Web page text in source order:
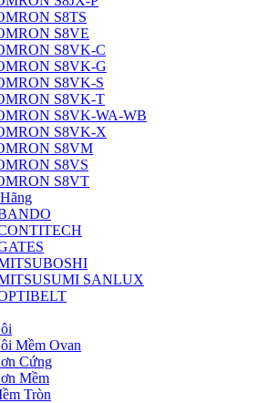
S8TS
S8VE
S8VK-C
S8VK-G
S8VK-S
S8VK-T
S8VK-WA-WB
S8VK-X
S8VM
S8VS
S8VT
SANLUX
Mềm Ovan
Cứng
Mềm
Tròn